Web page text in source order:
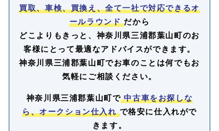
買取、車検、買換え、全て一社で対応できるオ
ールラウンド だから
どこよりもきっと、神奈川県三浦郡葉山町のお
客様にとって最適なアドバイスができます。
神奈川県三浦郡葉山町でお車のことは何でもお
気軽にご相談ください。
神奈川県三浦郡葉山町で 中古車をお探しな
ら、オークション仕入れ で格安に仕入れがで
きます。